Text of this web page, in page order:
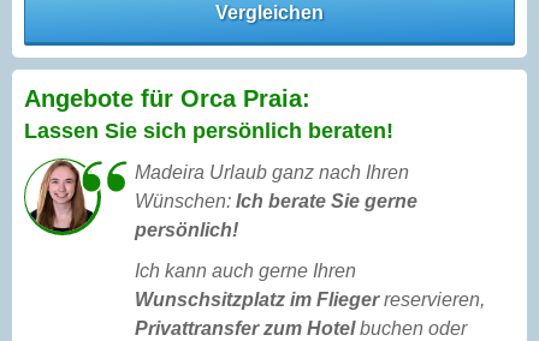
Vergleichen
Angebote für Orca Praia:
Lassen Sie sich persönlich beraten!
Madeira Urlaub ganz nach Ihren
Wünschen: Ich berate Sie gerne
persönlich!
Ich kann auch gerne Ihren
Wunschsitzplatz im Fliegerreservieren,
Privattransfer zum Hotelbuchen oder